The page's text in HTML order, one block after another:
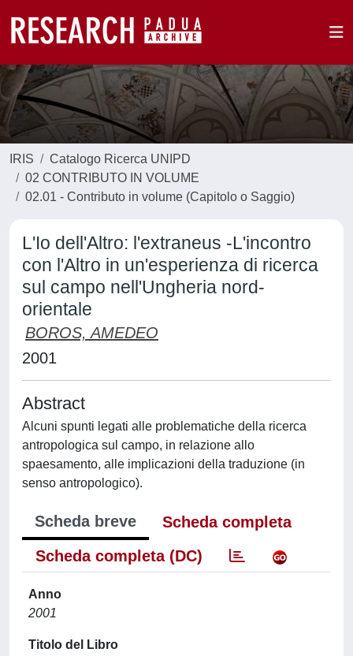
IRIS
Catalogo Ricerca UNIPD
02 CONTRIBUTO IN VOLUME
02.01 - Contributo in volume (Capitolo o Saggio)
L'Io dell'Altro: l'extraneus -L'incontro
con l'Altro in un'esperienza di ricerca
sul campo nell'Ungheria nord-
orientale
BOROS, AMEDEO
2001
Abstract
Alcuni spunti legati alle problematiche della ricerca
antropologica sul campo, in relazione allo
spaesamento, alle implicazioni della traduzione (in
senso antropologico).
Scheda breve
Scheda completa
Scheda completa (DC)
Anno
2001
Titolo del Libro